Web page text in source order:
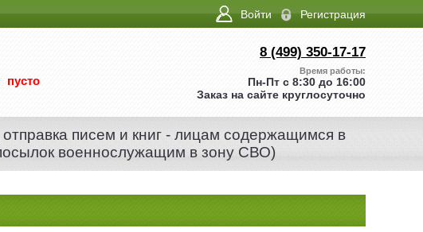
Регистрация
Войти
пусто
8 (499) 350-17-17
Время работы:
Пн-Пт с 8:30 до 16:00
Заказ на сайте круглосуточно
писем и книг - лицам содержащимся в
военнослужащим в зону СВО)